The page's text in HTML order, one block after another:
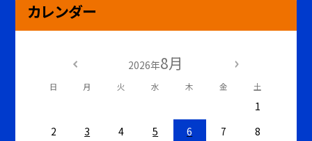
カレンダー
2026年8月
日 月 火 水 木 金 土
1
2
3 4 5 6 7
8